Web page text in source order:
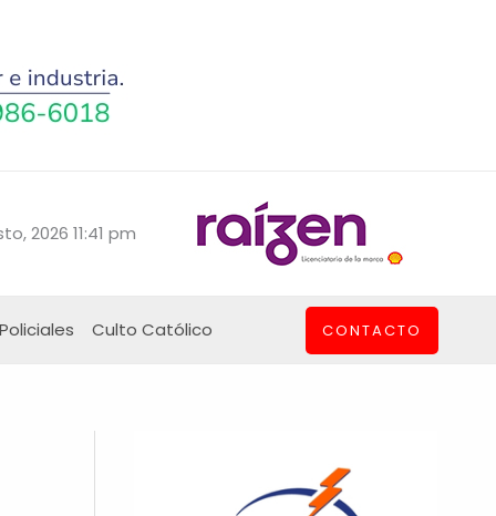
2026 11:41 pm
Policiales Culto Católico CONTACTO